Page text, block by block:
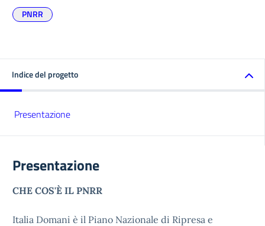
PNRR
Indice del progetto
Presentazione
Presentazione
CHE COS'È IL PNRR
Italia Domani è il Piano Nazionale di Ripresa e